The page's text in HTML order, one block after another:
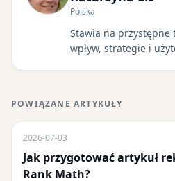
Polska
Stawia na przystępne
wpływ, strategie i
POWIĄZANE ARTYKUŁY
2026-07-03
Jak przygotować artykuł
Rank Math?